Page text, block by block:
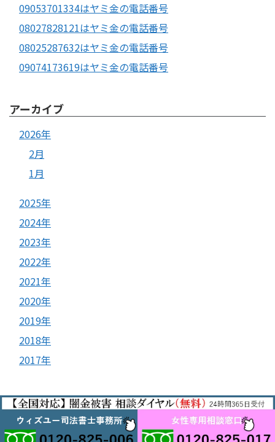
09053701334はヤミ金の電話番号
08027828121はヤミ金の電話番号
08025287632はヤミ金の電話番号
09074173619はヤミ金の電話番号
アーカイブ
2026年
2月
1月
2025年
2024年
2023年
2022年
2021年
2020年
2019年
2018年
2017年
ヤミ金被害相談室